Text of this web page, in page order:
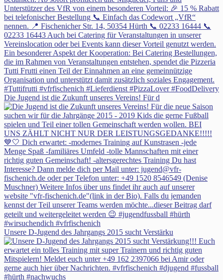
Die Jugend ist die Zukunft unseres Vereins! Für d
Unsere D-Jugend des Jahrgangs 2015 sucht Verstärku